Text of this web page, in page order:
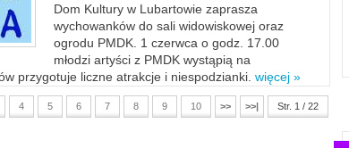
Dom Kultury w Lubartowie zaprasza
wychowanków do sali widowiskowej oraz
ogrodu PMDK. 1 czerwca o godz. 17.00
młodzi artyści z PMDK wystąpią na
przygotuje liczne atrakcje i niespodzianki. więcej »
4 5 6 7 8 9 10 >> >>| Str. 1 / 22